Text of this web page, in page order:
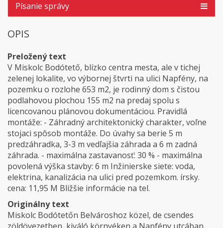
Písanie správy
OPIS
Preložený text
V Miskolc Bodótető, blízko centra mesta, ale v tichej
zelenej lokalite, vo výbornej štvrti na ulici Napfény, na
pozemku o rozlohe 653 m2, je rodinný dom s čistou
podlahovou plochou 155 m2 na predaj spolu s
licencovanou plánovou dokumentáciou. Pravidlá
montáže: - Záhradný architektonický charakter, voľne
stojaci spôsob montáže. Do úvahy sa berie 5 m
predzáhradka, 3-3 m vedľajšia záhrada a 6 m zadná
záhrada. - maximálna zastavanosť: 30 % - maximálna
povolená výška stavby: 6 m Inžinierske siete: voda,
elektrina, kanalizácia na ulici pred pozemkom. írsky.
cena: 11,95 M Bližšie informácie na tel.
Originálny text
Miskolc Bodótetőn Belvároshoz közel, de csendes